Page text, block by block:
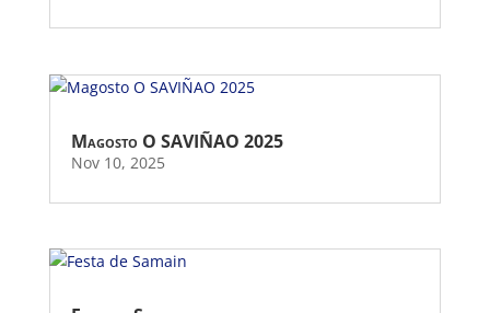
Magosto O SAVIÑAO 2025
Nov 10, 2025